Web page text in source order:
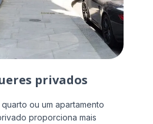
privados
quarto ou um apartamento
proporciona mais